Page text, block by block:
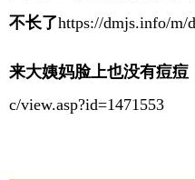
不长了https://dmjs.info/m/
来大姨妈脸上也没有痘痘
c/view.asp?id=1471553